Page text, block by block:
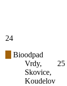
24
Bioodpad
Vrdy,
Skovice,
Koudelov
25